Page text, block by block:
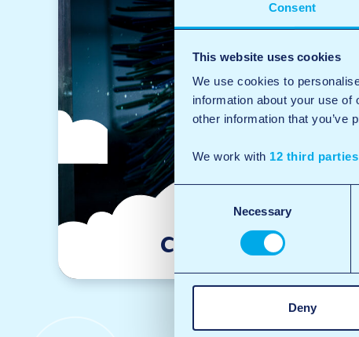
Consent
This website uses cookies
We use cookies to
information about your use
other information that you’ve
We work with 12 third parties
Necessary
Deny
Carwash